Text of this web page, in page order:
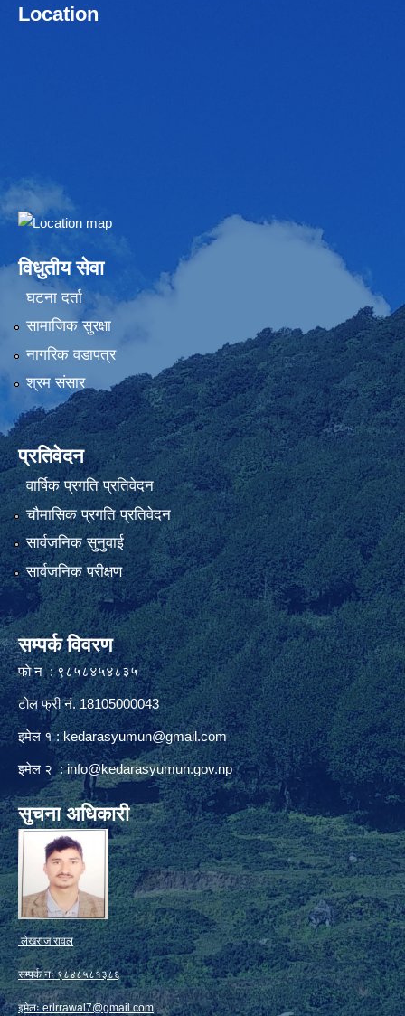
Location
Embed Google Map
विधुतीय सेवा
घटना दर्ता
सामाजिक सुरक्षा
नागरिक वडापत्र
श्रम संसार
प्रतिवेदन
वार्षिक प्रगति प्रतिवेदन
चौमासिक प्रगति प्रतिवेदन
सार्वजनिक सुनुवाई
सार्वजनिक परीक्षण
सम्पर्क विवरण
फाे न : ९८५८४५४८३५
टोल फ्री नं. 18105000043
इमेल १ :kedarasyumun@gmail.com
इमेल २ :info@kedarasyumun.gov.np
सुचना अधिकारी
लेखराज रावल
सम्पर्क नः ९८४८५८१३८६
इमेलःerlrrawal7@gmail.com